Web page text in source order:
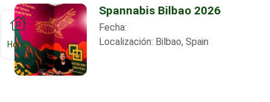
Spannabis Bilbao 2026
Fecha:
Localización: Bilbao, Spain
Home